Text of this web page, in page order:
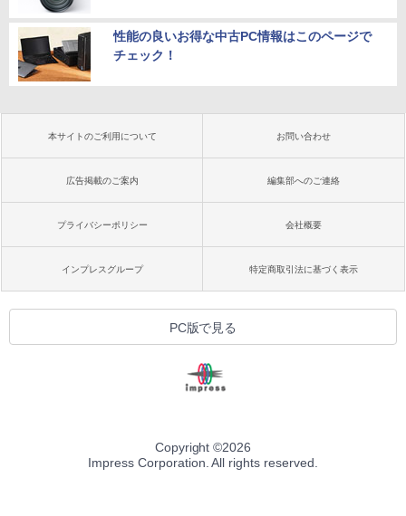
性能の良いお得な中古PC情報はこのページで
チェック！
本サイトのご利用について お問い合わせ
広告掲載のご案内 編集部へのご連絡
プライバシーポリシー 会社概要
インプレスグループ 特定商取引法に基づく表示
PC版で見る
Copyright ©2026
Impress Corporation. All rights reserved.